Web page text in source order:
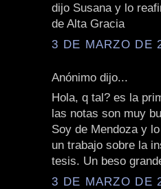
dijo Susana y lo
de Alta Gracia
3 DE MARZO DE
Anónimo dijo...
Hola, q tal? es la
las notas son muy
Soy de Mendoza y
un trabajo sobre la
tesis. Un beso
3 DE MARZO DE